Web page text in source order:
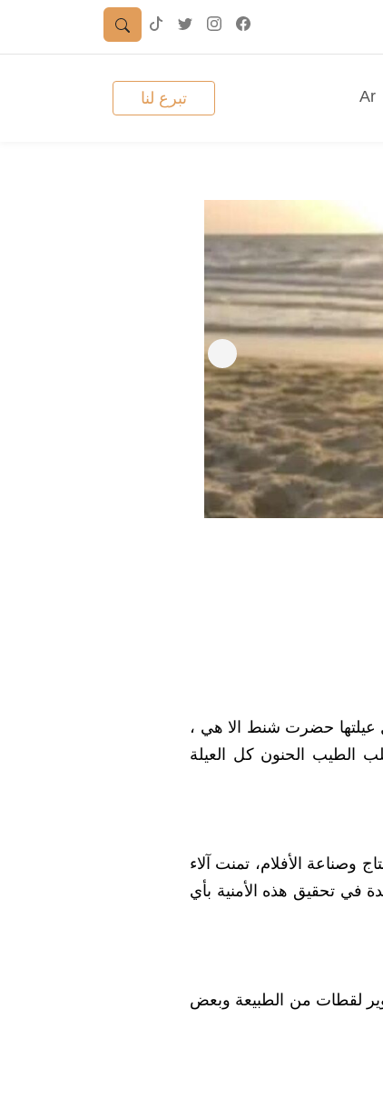
Ar تبرع لنا
عيلتها حضرت شنط الا هي ،
الطيب الحنون كل العيلة
وصناعة الأفلام، تمنت آلاء
في تحقيق هذه الأمنية بأي
لقطات من الطبيعة وبعض